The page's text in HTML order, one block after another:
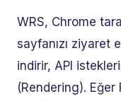
WRS, Chrome
sayfanızı ziyaret
indirir, API
(Rendering). Eğer